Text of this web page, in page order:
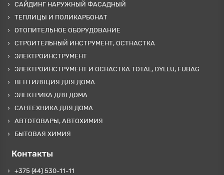
САЙДИНГ НАРУЖНЫЙ ФАСАДНЫЙ
ТЕПЛИЦЫ И ПОЛИКАРБОНАТ
ОТОПИТЕЛЬНОЕ ОБОРУДОВАНИЕ
СТРОИТЕЛЬНЫЙ ИНСТРУМЕНТ, ОСТНАСТКА
ЭЛЕКТРОИНСТРУМЕНТ
ЭЛЕКТРОИНСТРУМЕНТ И ОСНАСТКА TOTAL, DYLLU, FUBAG
ВЕНТИЛЯЦИЯ ДЛЯ ДОМА
ЭЛЕКТРИКА ДЛЯ ДОМА
САНТЕХНИКА ДЛЯ ДОМА
АВТОТОВАРЫ, АВТОХИМИЯ
БЫТОВАЯ ХИМИЯ
Контакты
+375 (44) 530-11-11